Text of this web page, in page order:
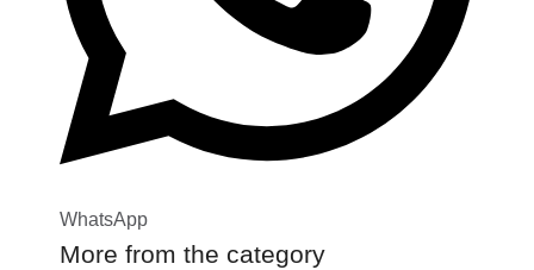
WhatsApp
More from the category